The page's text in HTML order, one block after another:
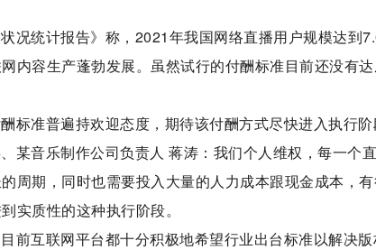
况统计报告》称，2021年我国网络直播用户规模达到
内容生产蓬勃发展。虽然试行的付酬标准目前还没有
标准普遍持欢迎态度，期待该付酬方式尽快进入执行阶
某音乐制作公司负责人 蒋涛：我们个人维权，每一个
周期，同时也需要投入大量的人力成本跟现金成本，
实质性的这种执行阶段。
前互联网平台都十分积极地希望行业出台标准以解决